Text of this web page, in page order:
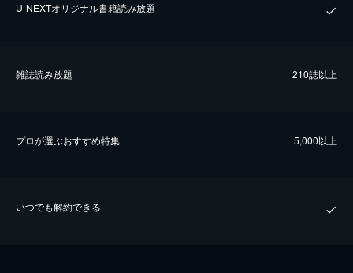
U-NEXTオリジナル書籍読み放題
雑誌読み放題 210誌以上
プロが選ぶおすすめ特集 5,000以上
いつでも解約できる